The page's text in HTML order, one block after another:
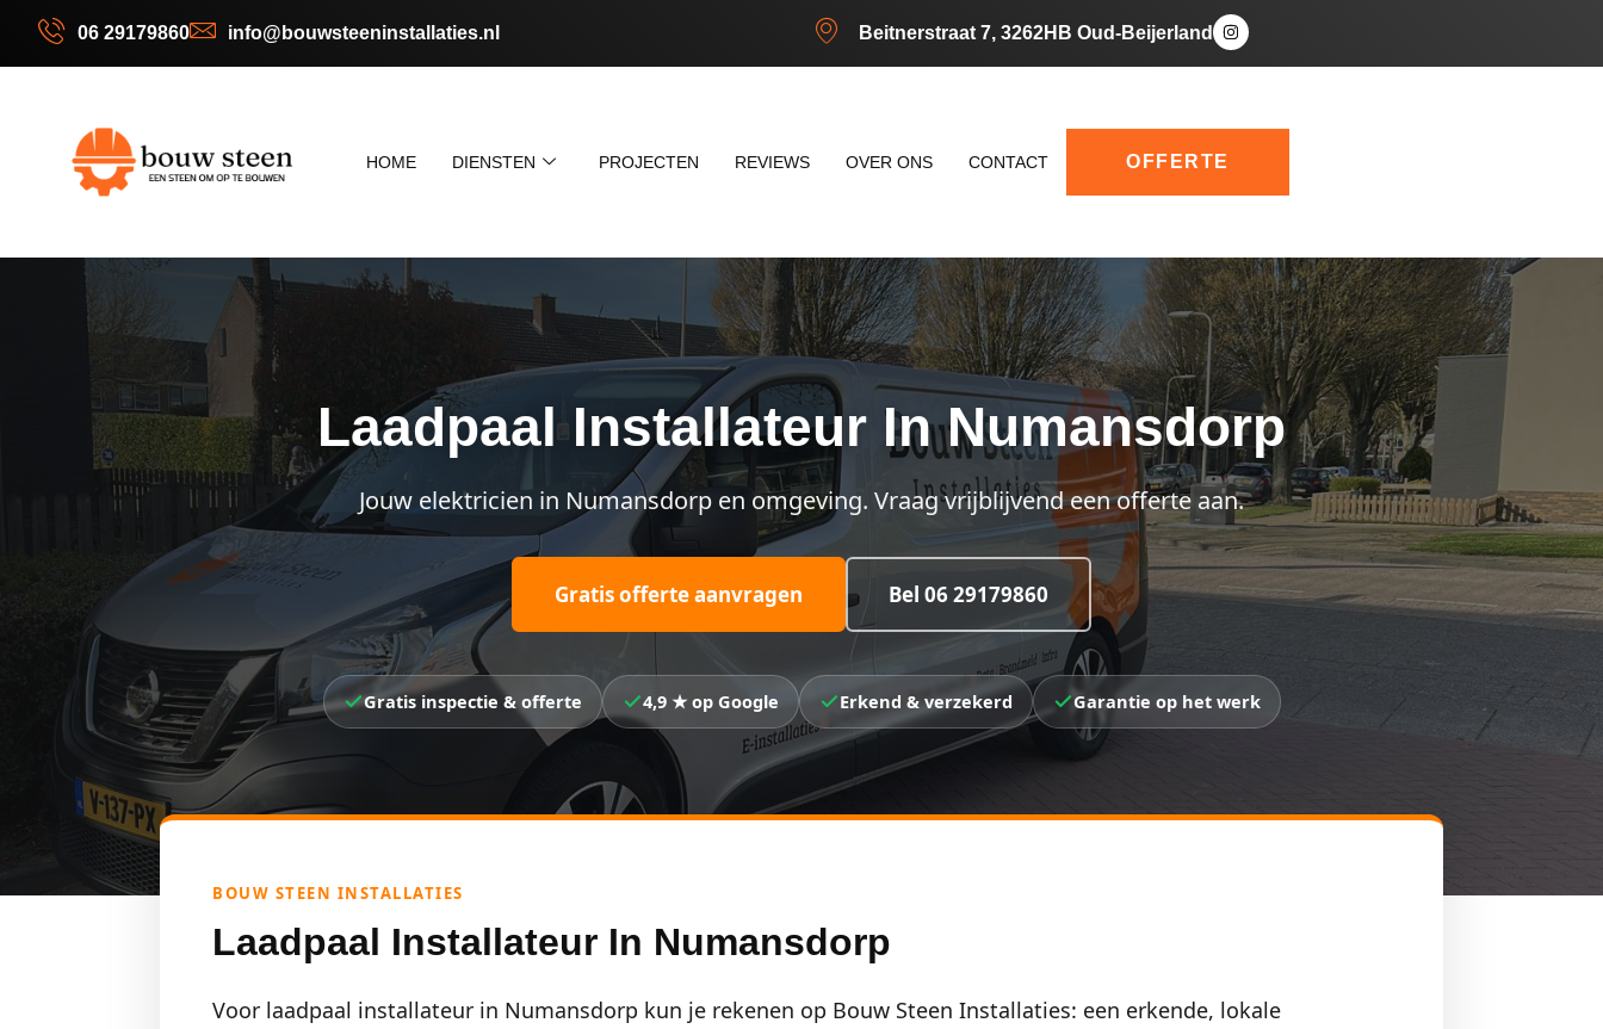
06 29179860 info@bouwsteeninstallaties.nl Beitnerstraat 7, 3262HB Oud-Beijerland
HOME DIENSTEN PROJECTEN REVIEWS OVER ONS CONTACT OFFERTE
Laadpaal Installateur In Numansdorp
Jouw elektricien in Numansdorp en omgeving. Vraag vrijblijvend een offerte aan.
Gratis offerte aanvragen Bel 06 29179860
Gratis inspectie & offerte 4,9 ★ op Google Erkend & verzekerd Garantie op het werk
BOUW STEEN INSTALLATIES
Laadpaal Installateur In Numansdorp
Voor laadpaal installateur in Numansdorp kun je rekenen op Bouw Steen Installaties: een erkende, lokale